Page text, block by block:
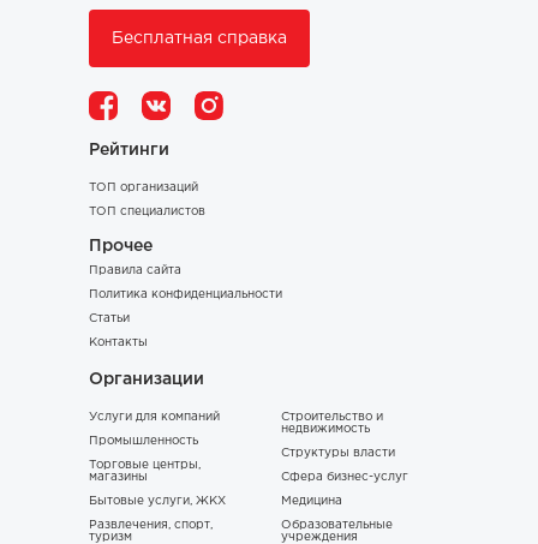
Бесплатная справка
Рейтинги
ТОП организаций
ТОП специалистов
Прочее
Правила сайта
Политика конфиденциальности
Статьи
Контакты
Организации
Услуги для компаний
Промышленность
Торговые центры,
магазины
Бытовые услуги, ЖКХ
Развлечения, спорт,
туризм
Строительство и
недвижимость
Структуры власти
Сфера бизнес-услуг
Медицина
Образовательные
учреждения